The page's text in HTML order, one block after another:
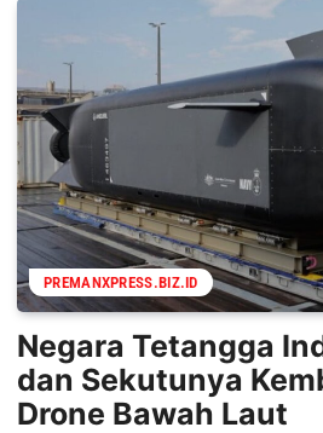
PREMANXPRESS.BIZ.ID
Negara Tetangga
dan Sekutunya
Drone Bawah Laut